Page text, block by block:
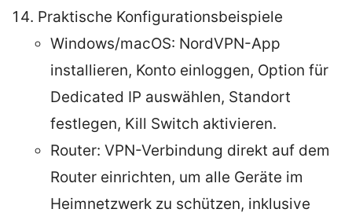
Praktische Konfigurationsbeispiele
Windows/macOS: NordVPN-App
installieren, Konto einloggen, Option für
Dedicated IP auswählen, Standort
festlegen, Kill Switch aktivieren.
Router: VPN-Verbindung direkt auf dem
Router einrichten, um alle Geräte im
Heimnetzwerk zu schützen, inklusive